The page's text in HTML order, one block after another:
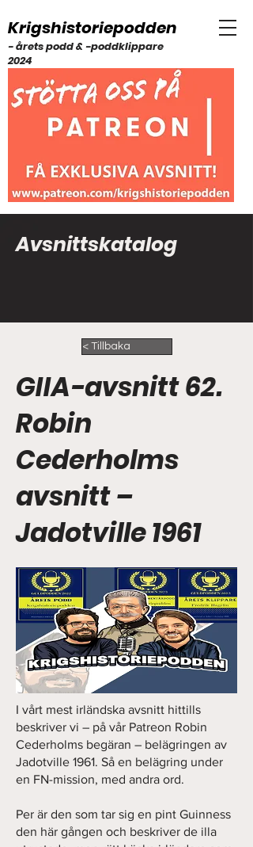
Krigshistoriepodden
- årets podd & -poddklippare
2024
Avsnittskatalog
< Tillbaka
GIIA-avsnitt 62.
Robin
Cederholms
avsnitt –
Jadotville 1961
I vårt mest irländska avsnitt hittills
beskriver vi – på vår Patreon Robin
Cederholms begäran – belägringen av
Jadotville 1961. Så en belägring under
en FN-mission, med andra ord.
Per är den som tar sig en pint Guinness
den här gången och beskriver de illa